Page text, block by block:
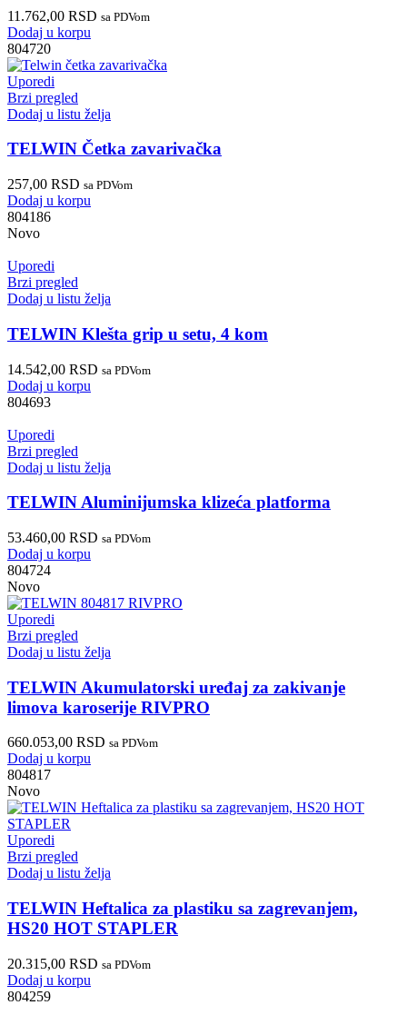
11.762,00 RSD sa PDVom
Dodaj u korpu
804720
Uporedi
Brzi pregled
Dodaj u listu želja
TELWIN Četka zavarivačka
257,00 RSD sa PDVom
Dodaj u korpu
804186
Novo
Uporedi
Brzi pregled
Dodaj u listu želja
TELWIN Klešta grip u setu, 4 kom
14.542,00 RSD sa PDVom
Dodaj u korpu
804693
Uporedi
Brzi pregled
Dodaj u listu želja
TELWIN Aluminijumska klizeća platforma
53.460,00 RSD sa PDVom
Dodaj u korpu
804724
Novo
Uporedi
Brzi pregled
Dodaj u listu želja
TELWIN Akumulatorski uređaj za zakivanje
limova karoserije RIVPRO
660.053,00 RSD sa PDVom
Dodaj u korpu
804817
Novo
Uporedi
Brzi pregled
Dodaj u listu želja
TELWIN Heftalica za plastiku sa zagrevanjem,
HS20 HOT STAPLER
20.315,00 RSD sa PDVom
Dodaj u korpu
804259